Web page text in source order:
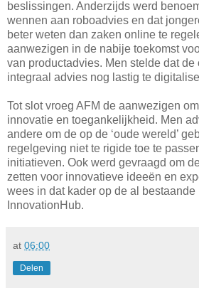
beslissingen. Anderzijds werd
wennen aan roboadvies en dat
beter weten dan zaken online te
aanwezigen in de nabije toekomst
van productadvies. Men stelde dat de
integraal advies nog lastig te
Tot slot vroeg AFM de aanwezigen
innovatie en toegankelijkheid. Men
andere om de op de ‘oude wereld’
regelgeving niet te rigide toe te
initiatieven. Ook werd gevraagd om
zetten voor innovatieve ideeën en
wees in dat kader op de al
InnovationHub.
at 06:00
Delen